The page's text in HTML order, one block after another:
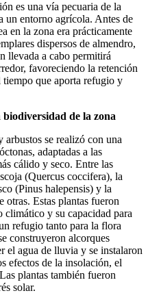
es una vía pecuaria de la
un entorno agrícola. Antes de
en la zona era prácticamente
dispersos de almendro,
llevada a cabo permitirá
favoreciendo la retención
que aporta refugio y
de la zona
arbustos se realizó con una
adaptadas a las
cálido y seco. Entre las
(Quercus coccifera), la
(Pinus halepensis) y la
otras. Estas plantas fueron
climático y su capacidad para
refugio tanto para la flora
construyeron alcorques
el agua de lluvia y se instalaron
efectos de la insolación, el
plantas también fueron
solar.